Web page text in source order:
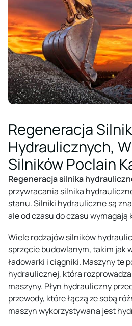
Regeneracja
Hydraulicznych,
Silników Poclain
Regeneracja silnika
przywracania silnika
stanu. Silniki hydrauliczne są
ale od czasu do czasu wymagają
Wiele rodzajów silników
sprzęcie budowlanym, takim jak
ładowarki i ciągniki. Maszyny te
hydraulicznej, która
maszyny. Płyn hydrauliczny
przewody, które łączą ze sobą
maszyn wykorzystywana jest